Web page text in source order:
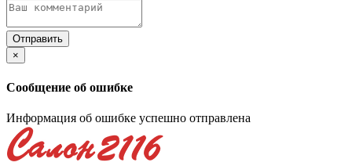
×
Сообщение об ошибке
Информация об ошибке успешно отправлена